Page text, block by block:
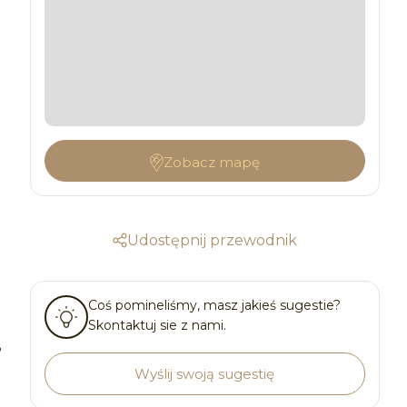
Zobacz mapę
Udostępnij przewodnik
Coś pomineliśmy, masz jakieś sugestie?
Skontaktuj sie z nami.
Wyślij swoją sugestię